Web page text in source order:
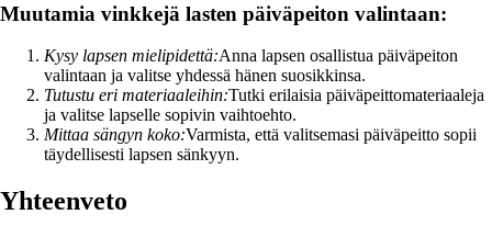
Muutamia vinkkejä lasten päiväpeiton valintaan:
Kysy lapsen mielipidettä:Anna lapsen osallistua päiväpeiton
valintaan ja valitse yhdessä hänen suosikkinsa.
Tutustu eri materiaaleihin:Tutki erilaisia päiväpeittomateriaaleja
ja valitse lapselle sopivin vaihtoehto.
Mittaa sängyn koko:Varmista, että valitsemasi päiväpeitto sopii
täydellisesti lapsen sänkyyn.
Yhteenveto